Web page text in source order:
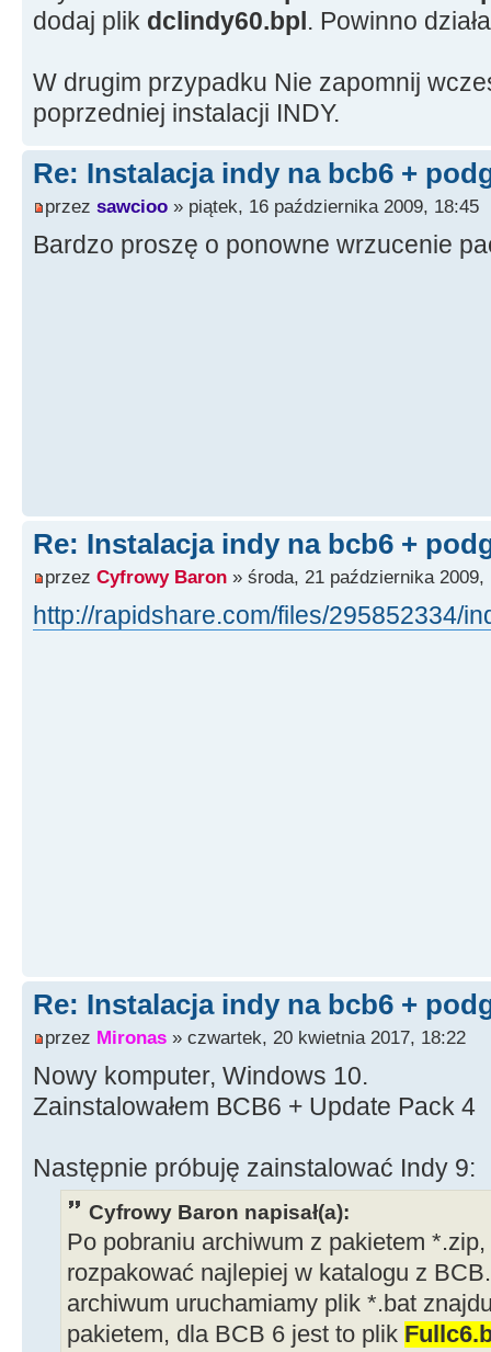
dodaj plik dclindy60.bpl. Powinno
W drugim przypadku Nie zapomnij
poprzedniej instalacji INDY.
Re: Instalacja indy na bcb6 +
przez sawcioo » piątek, 16 października 2009, 18:45
Bardzo proszę o ponowne wrzucenie
Re: Instalacja indy na bcb6 +
przez Cyfrowy Baron » środa, 21 października 2009,
http://rapidshare.com/files/295852334/
Re: Instalacja indy na bcb6 +
przez Mironas » czwartek, 20 kwietnia 2017, 18:22
Nowy komputer, Windows 10.
Zainstalowałem BCB6 + Update Pack 4
Następnie próbuję zainstalować Indy 9:
Cyfrowy Baron napisał(a):
Po pobraniu archiwum z pakietem
rozpakować najlepiej w katalogu z
archiwum uruchamiamy plik *.bat
pakietem, dla BCB 6 jest to plik